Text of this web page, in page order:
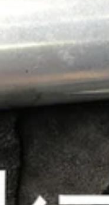
ベンリ110cc ベ
ご覧頂きありがとうござい
作業内容:リアタイヤ交換
ベルト交換 点検した結果、
に報告して交換を同意を
--------------------------...